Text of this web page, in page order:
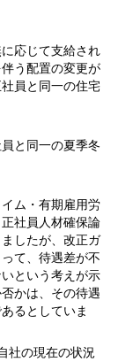
応じて支給され
う配置の変更が
員と同一の住宅
と同一の夏季冬
ム・有期雇用労
社員人材確保論
したが、改正ガ
て、待遇差が不
という考えが示
かは、その待遇
るとしていま
社の現在の状況